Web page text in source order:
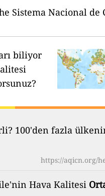
Sistema Nacional
biliyor
100'den fazla
https://aqicn.org/
Hava Kalitesi